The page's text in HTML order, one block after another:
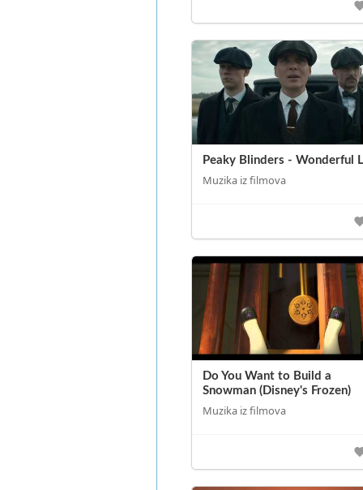
Peaky Blinders - Wonderful
Muzika iz filmova
Do You Want to Build a
Snowman (Disney's Frozen)
Muzika iz filmova